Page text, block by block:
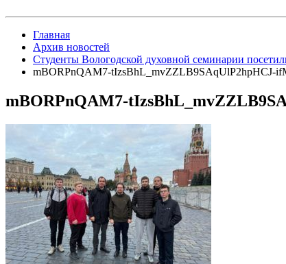
Главная
Архив новостей
Студенты Вологодской духовной семинарии
mBORPnQAM7-tIzsBhL_mvZZLB9SAqUlP2hpHCJ-
mBORPnQAM7-